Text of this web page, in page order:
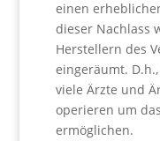
einen
dieser Nachlass
Herstellern des
eingeräumt.
viele Ärzte und
operieren um
ermöglichen.